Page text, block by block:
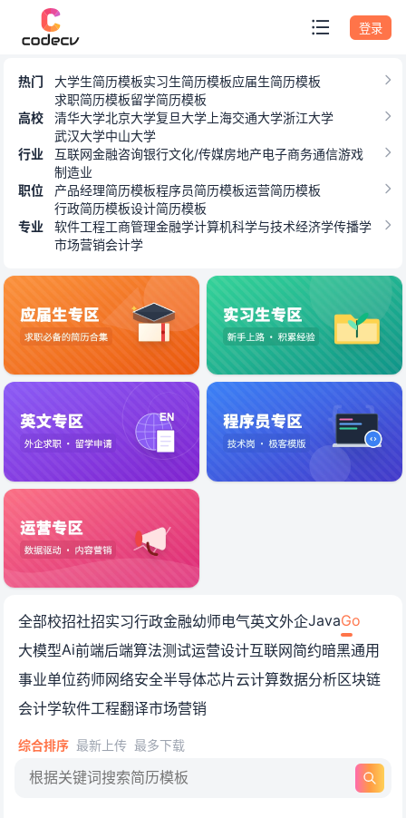
登录
热门 大学生简历模板实习生简历模板应届生简历模板
求职简历模板留学简历模板
高校
清华大学北京大学复旦大学 上海交通大学浙江大学
武汉大学中山大学
行业
互联网金融咨询银行文化/传媒房地产电子商务通信游戏
制造业
职位
产品经理简历模板程序员简历模板运营简历模板
行政简历模板设计简历模板
专业
软件工程工商管理金融学计算机科学与技术经济学传播学
市场营销会计学
Go工程师简历模板免费下载
全部校招社招实习行政金融幼师电气英文外企JavaGo
大模型Ai前端后端算法测试运营设计互联网简约暗黑通用
事业单位药师网络安全半导体芯片云计算数据分析区块链
会计学软件工程翻译市场营销
综合排序 最新上传 最多下载